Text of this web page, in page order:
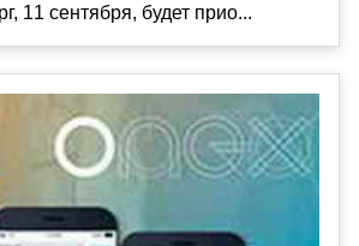
11 сентября, будет прио...